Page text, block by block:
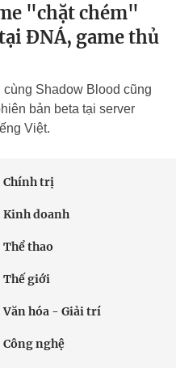
"chặt chém"
ĐNÁ, game thủ
Shadow Blood cũng
bản beta tại server
Việt.
Chính trị
Kinh doanh
Thể thao
Thế giới
Văn hóa - Giải trí
Công nghệ